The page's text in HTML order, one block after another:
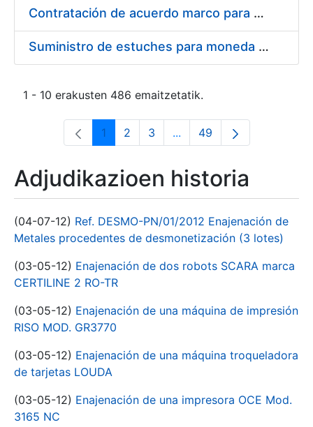
Contratación de acuerdo marco para el Suministro de Material de Electricidad para la Fábrica Nacional de Moneda y Timbre-Real Casa de la Moneda en su centro de trabajo de Burgos
Suministro de estuches para moneda de 30 €
1 - 10 erakusten 486 emaitzetatik.
Orrialdea
1 Orrialdea
2 Orrialdea
3 ...Intermediate Pages Use
Orrialdea
49
Adjudikazioen historia
(04-07-12) Ref. DESMO-PN/01/2012 Enajenación de
Metales procedentes de desmonetización (3 lotes)
(03-05-12) Enajenación de dos robots SCARA marca
CERTILINE 2 RO-TR
(03-05-12) Enajenación de una máquina de impresión
RISO MOD. GR3770
(03-05-12) Enajenación de una máquina troqueladora
de tarjetas LOUDA
(03-05-12) Enajenación de una impresora OCE Mod.
3165 NC